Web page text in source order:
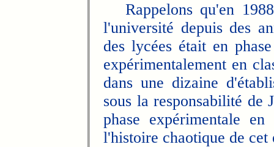
Rappelons qu'en
l'université depuis des
des lycées était en
expérimentalement en
dans une dizaine
sous la responsabilité de
phase expérimentale
l'histoire chaotique de